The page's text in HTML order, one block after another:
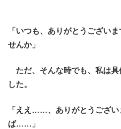
「いつも、ありがとうござい
せんか」
ただ、そんな時でも、私は具
した。
「ええ……、ありがとうござい
ば……」